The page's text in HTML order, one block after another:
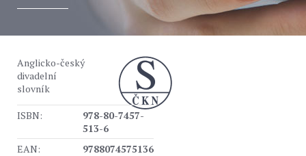
Anglicko-český
divadelní
slovník
ISBN:
978-80-7457-
513-6
EAN:
9788074575136